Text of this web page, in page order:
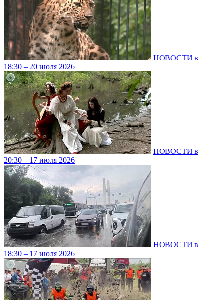
НОВОСТИ в
18:30 – 20 июля 2026
НОВОСТИ в
20:30 – 17 июля 2026
НОВОСТИ в
18:30 – 17 июля 2026